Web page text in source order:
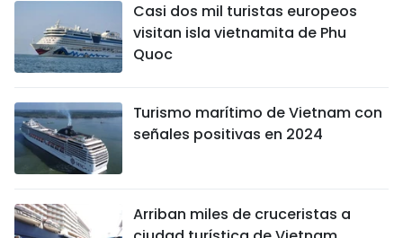
Casi dos mil turistas europeos
visitan isla vietnamita de Phu
Quoc
Turismo marítimo de Vietnam con
señales positivas en 2024
Arriban miles de cruceristas a